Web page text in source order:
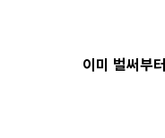
이미 벌써부